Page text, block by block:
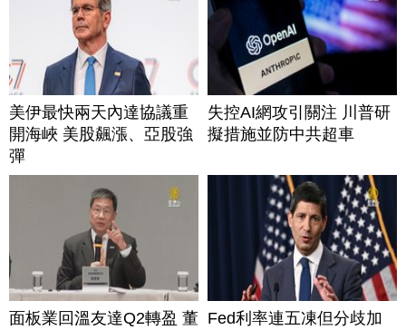
美伊最快兩天內達協議重
開海峽 美股飆漲、亞股強
彈
失控AI網攻引關注 川普研
擬措施並防中共超車
面板業回溫友達Q2轉盈 董 Fed利率連五凍但分歧加